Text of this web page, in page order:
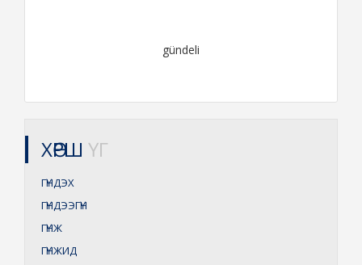
gündeli
ХӨРШ ҮГ
ГҮНДЭХ
ГҮНДЭЭГҮН
ГҮНЖ
ГҮНЖИД